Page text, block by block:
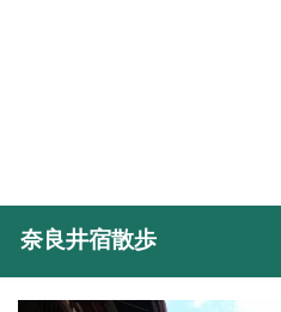
奈良井宿散歩